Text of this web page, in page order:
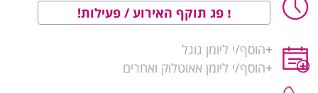
פג תוקף האירוע / פעילות!
+הוסף/י ליומן גוגל
+הוסף/י ליומן אאוטלוק ואחרים